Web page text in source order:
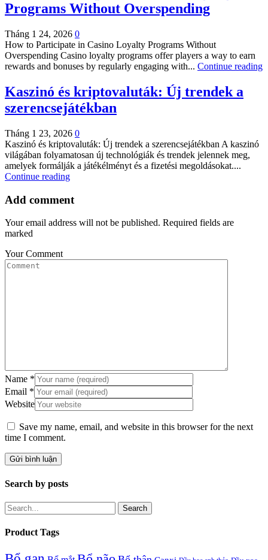
Programs Without Overspending
Tháng 1 24, 2026 0
How to Participate in Casino Loyalty Programs Without
Overspending Casino loyalty programs offer players a way to earn
rewards and bonuses by regularly engaging with... Continue reading
Kaszinó és kriptovaluták: Új trendek a
szerencsejátékban
Tháng 1 23, 2026 0
Kaszinó és kriptovaluták: Új trendek a szerencsejátékban A kaszinó
világában folyamatosan új technológiák és trendek jelennek meg,
amelyek formálják a játékélményt és a fizetési megoldásokat....
Continue reading
Add comment
Your email address will not be published. Required fields are
marked
Your Comment
Name *
Email *
Website
Save my name, email, and website in this browser for the next
time I comment.
Search by posts
Search
Product Tags